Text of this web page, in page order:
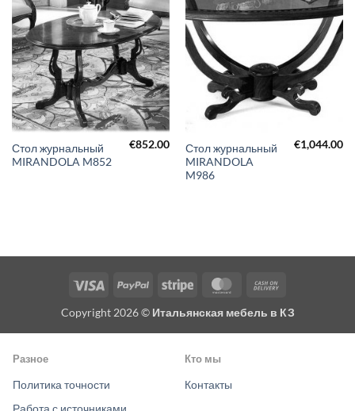
Стол журнальный
MIRANDOLA M852
€852.00
Стол журнальный
MIRANDOLA
M986
€1,044.00
Visa PayPal Stripe MasterCard
Delivery
Copyright 2026 © Итальянская мебель в КЗ
Разное
Политика точности
Кто мы
Контакты